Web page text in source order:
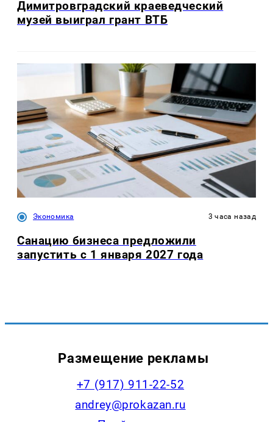
Димитровградский краеведческий
музей выиграл грант ВТБ
Экономика 3 часа назад
Санацию бизнеса предложили
запустить с 1 января 2027 года
Размещение рекламы
+7 (917) 911-22-52
andrey@prokazan.ru